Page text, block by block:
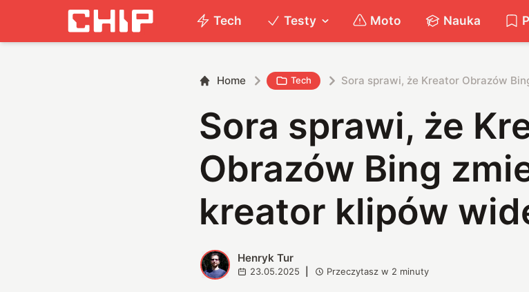
Tech Testy Moto Nauka
Home Tech Sora sprawi, że Kreator Obrazów
Sora sprawi, że
Obrazów Bing
kreator klipów
H Henryk Tur
23.05.2025 Przeczytasz w 2 minuty